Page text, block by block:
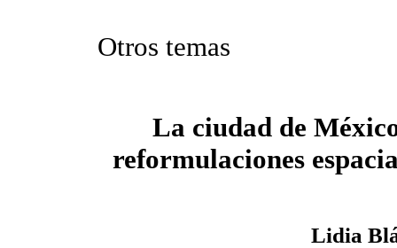
Otros temas
La ciudad de
reformulaciones
Lidia